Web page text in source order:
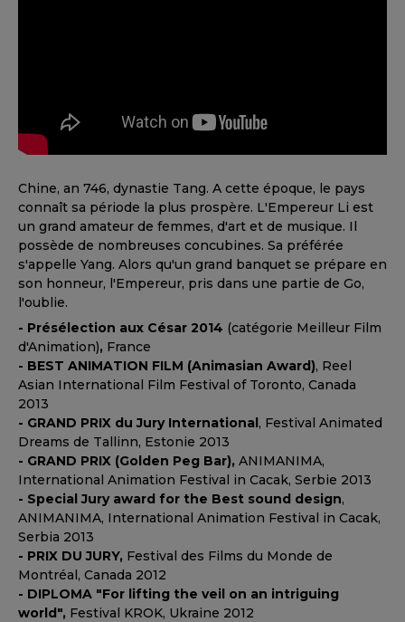
Chine, an 746, dynastie Tang. A cette époque, le pays
connaît sa période la plus prospère. L'Empereur Li est
un grand amateur de femmes, d'art et de musique. Il
possède de nombreuses concubines. Sa préférée
s'appelle Yang. Alors qu'un grand banquet se prépare en
son honneur, l'Empereur, pris dans une partie de Go,
l'oublie.
- Présélection aux César 2014 (catégorie Meilleur Film
d'Animation), France
- BEST ANIMATION FILM (Animasian Award), Reel
Asian International Film Festival of Toronto, Canada
2013
- GRAND PRIX du Jury International, Festival Animated
Dreams de Tallinn, Estonie 2013
- GRAND PRIX (Golden Peg Bar), ANIMANIMA,
International Animation Festival in Cacak, Serbie 2013
- Special Jury award for the Best sound design,
ANIMANIMA, International Animation Festival in Cacak,
Serbia 2013
- PRIX DU JURY, Festival des Films du Monde de
Montréal, Canada 2012
- DIPLOMA "For lifting the veil on an intriguing
world", Festival KROK, Ukraine 2012